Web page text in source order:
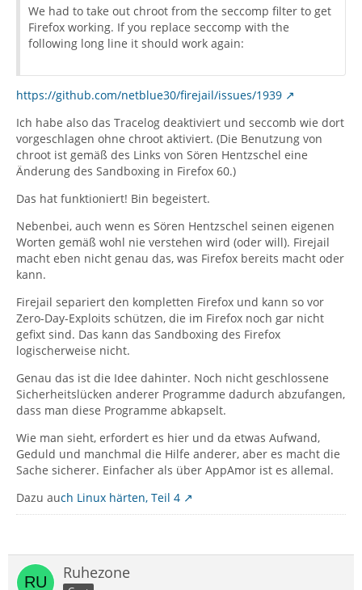
We had to take out chroot from the seccomp filter to get
Firefox working. If you replace seccomp with the
following long line it should work again:
https://github.com/netblue30/firejail/issues/1939
Ich habe also das Tracelog deaktiviert und seccomb wie dort
vorgeschlagen ohne chroot aktiviert. (Die Benutzung von
chroot ist gemäß des Links von Sören Hentzschel eine
Änderung des Sandboxing in Firefox 60.)
Das hat funktioniert! Bin begeistert.
Nebenbei, auch wenn es Sören Hentzschel seinen eigenen
Worten gemäß wohl nie verstehen wird (oder will). Firejail
macht eben nicht genau das, was Firefox bereits macht oder
kann.
Firejail separiert den kompletten Firefox und kann so vor
Zero-Day-Exploits schützen, die im Firefox noch gar nicht
gefixt sind. Das kann das Sandboxing des Firefox
logischerweise nicht.
Genau das ist die Idee dahinter. Noch nicht geschlossene
Sicherheitslücken anderer Programme dadurch abzufangen,
dass man diese Programme abkapselt.
Wie man sieht, erfordert es hier und da etwas Aufwand,
Geduld und manchmal die Hilfe anderer, aber es macht die
Sache sicherer. Einfacher als über AppAmor ist es allemal.
Dazu auch Linux härten, Teil 4
Ruhezone